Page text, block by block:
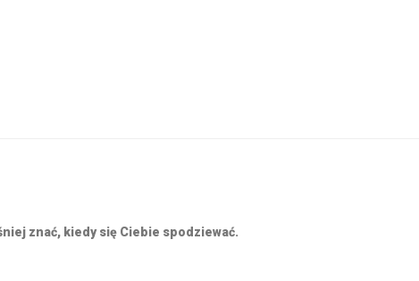
znać, kiedy się Ciebie spodziewać.